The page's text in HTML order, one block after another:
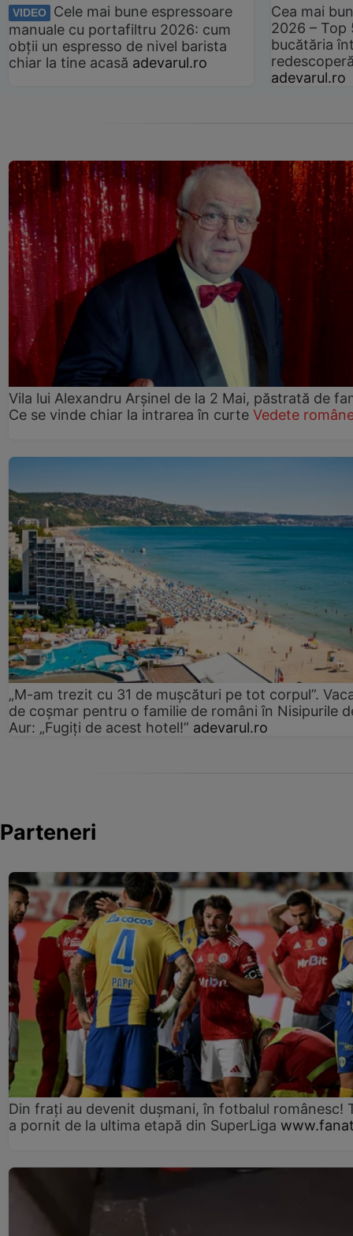
VIDEO
Cele mai bune espressoare
manuale cu portafiltru 2026: cum
obții un espresso de nivel barista
chiar la tine acasă adevarul.ro
Cea mai
2026 –
bucătăria
adevarul.ro
Vila lui Alexandru Arșinel de la 2 Mai, păstrată de
Ce se vinde chiar la intrarea în curte Vedete
„M-am trezit cu 31 de mușcături pe tot corpul”.
de coșmar pentru o familie de români în Nisipurile
Aur: „Fugiți de acest hotel!” adevarul.ro
Parteneri
Din frați au devenit dușmani, în fotbalul românesc!
a pornit de la ultima etapă din SuperLiga